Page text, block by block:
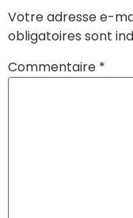
Votre adresse e-
obligatoires sont
Commentaire *